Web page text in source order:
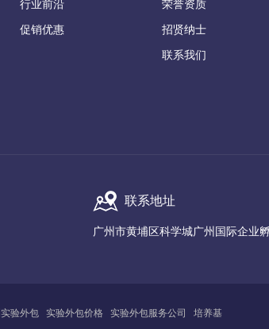
行业前沿
促销优惠
荣誉资质
招贤纳士
联系我们
联系地址
广州市黄埔区科学城广州国际企业
实验外包 实验外包价格 实验外包服务公司 培养基